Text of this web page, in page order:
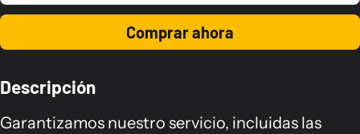
Comprar ahora
Descripción
Garantizamos nuestro servicio, incluidas las